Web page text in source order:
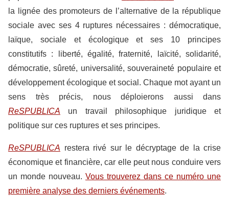
la lignée des promoteurs de l’alternative de la république
sociale avec ses 4 ruptures nécessaires : démocratique,
laïque, sociale et écologique et ses 10 principes
constitutifs : liberté, égalité, fraternité, laïcité, solidarité,
démocratie, sûreté, universalité, souveraineté populaire et
développement écologique et social. Chaque mot ayant un
sens très précis, nous déploierons aussi dans
ReSPUBLICA un travail philosophique juridique et
politique sur ces ruptures et ses principes.
ReSPUBLICA restera rivé sur le décryptage de la crise
économique et financière, car elle peut nous conduire vers
un monde nouveau. Vous trouverez dans ce numéro une
première analyse des derniers événements.